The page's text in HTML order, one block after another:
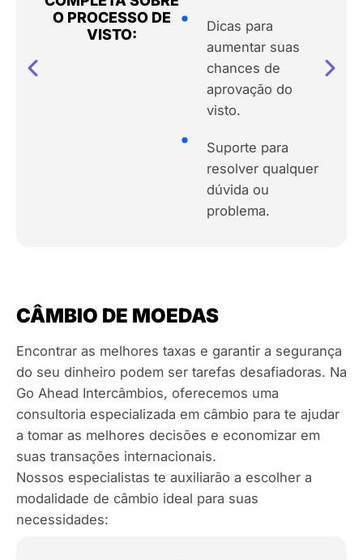
O PROCESSO DE
VISTO:
Dicas para
aumentar suas
chances de
aprovação do
visto.
Suporte para
resolver qualquer
dúvida ou
problema.
CÂMBIO DE MOEDAS
Encontrar as melhores taxas e garantir a segurança
do seu dinheiro podem ser tarefas desafiadoras. Na
Go Ahead Intercâmbios, oferecemos uma
consultoria especializada em câmbio para te ajudar
a tomar as melhores decisões e economizar em
suas transações internacionais.
Nossos especialistas te auxiliarão a escolher a
modalidade de câmbio ideal para suas
necessidades: